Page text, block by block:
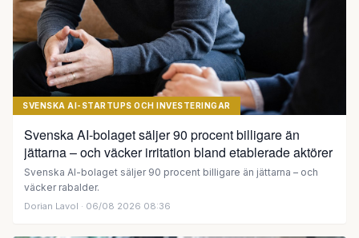
SVENSKA AI-STARTUPS OCH INVESTERINGAR
Svenska AI-bolaget säljer 90 procent billigare än
jättarna – och väcker irritation bland etablerade aktörer
Svenska AI-bolaget säljer 90 procent billigare än jättarna – och
väcker rabalder.
Dorian Lavol · 06/08 2026 08:36